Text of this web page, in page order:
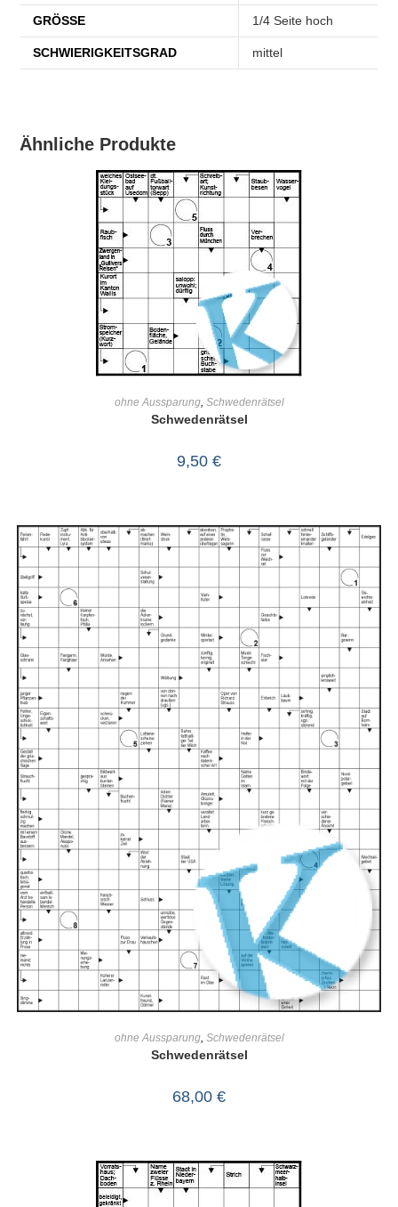
GRÖSSE 1/4 Seite hoch
SCHWIERIGKEITSGRAD mittel
Ähnliche Produkte
ohne Aussparung, Schwedenrätsel
Schwedenrätsel
9,50 €
ohne Aussparung, Schwedenrätsel
Schwedenrätsel
68,00 €